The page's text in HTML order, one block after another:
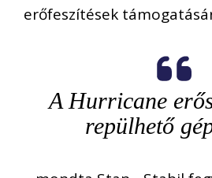
erőfeszítések
A Hurricane
repülhető